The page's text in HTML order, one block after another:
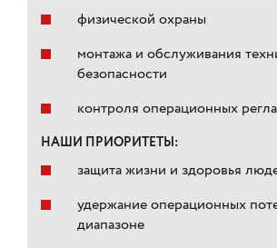
физической охраны
монтажа и обслуживания
безопасности
контроля операционных
НАШИ ПРИОРИТЕТЫ:
защита жизни и здоровья
удержание операционных
диапазоне